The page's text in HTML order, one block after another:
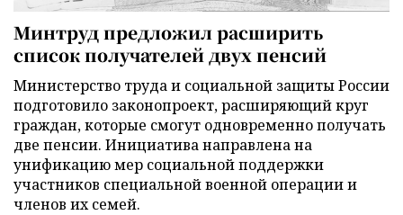
Минтруд предложил расширить
список получателей двух пенсий
Министерство труда и социальной защиты России
подготовило законопроект, расширяющий круг
граждан, которые смогут одновременно получать
две пенсии. Инициатива направлена на
унификацию мер социальной поддержки
участников специальной военной операции и
членов их семей.